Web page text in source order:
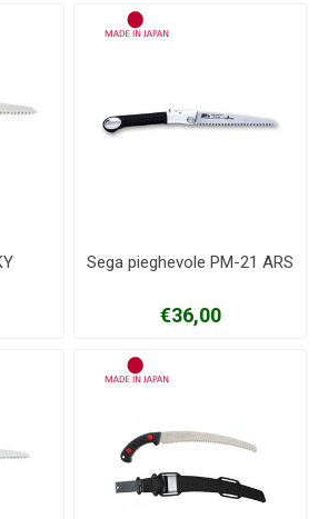
Sega pieghevole PM-21 ARS
€36,00